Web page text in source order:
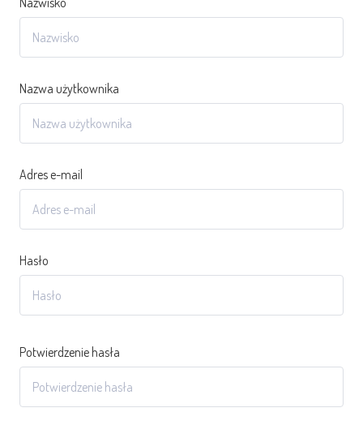
Nazwa użytkownika
Adres e-mail
Hasło
Potwierdzenie hasła